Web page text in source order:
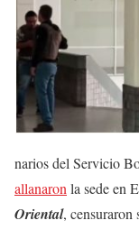
narios del Servicio
allanaron la sede en
Oriental, censuraron